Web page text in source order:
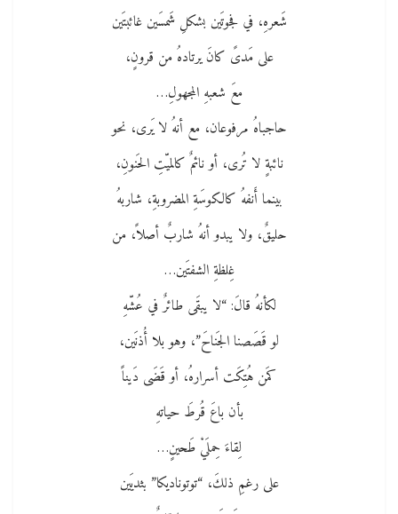
شَعرهِ، في فجوتَين بشكلِ شَمسَين غائبتَين
على مَدىً كانَ يرتادهُ من قرونٍ،
معَ شعبهِ المجهولِ…
حاجباهُ مرفوعان، مع أنهُ لا يَرى، نحو
نائبةٍ لا تُرى، أو نائمٌ كالميّتِ الحَنونِ،
بينما أَنفهُ كالكوسَةِ المضروبةِ، شاربهُ
حليقٌ، ولا يبدو أنهُ شاربٌ أصلاً، من
غِلظةِ الشفتَين…
لكأنهُ قالَ: “لا يبقَى طائرٌ في عُشّهِ
لو قَصَصنا الجَناحَ”، وهو بلا أُذنَين،
كمَن هُتِكَت أسرارهُ، أو قَضَى دَيناً
بأن باعَ قُرطَ حياتهِ
لِقاءَ حِملَيْ طَحينٍ…
على رغمِ ذلكَ، “توتوناديكا” بثديَين